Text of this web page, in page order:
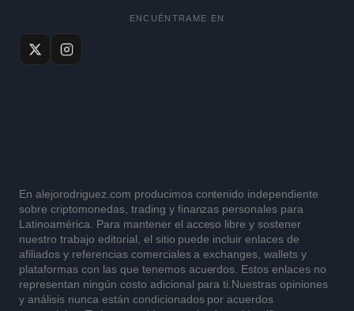
ENCUÉNTRAME EN
En alejorodriguez.com producimos contenido independiente
sobre criptomonedas, trading y finanzas personales para
Latinoamérica. Para mantener el acceso libre y sostener
nuestro trabajo editorial, el sitio puede incluir enlaces de
afiliados y referencias comerciales a exchanges, wallets y
plataformas con las que tenemos acuerdos. Estos enlaces no
representan ningún costo adicional para ti.Nuestras opiniones
y análisis nunca están condicionados por acuerdos